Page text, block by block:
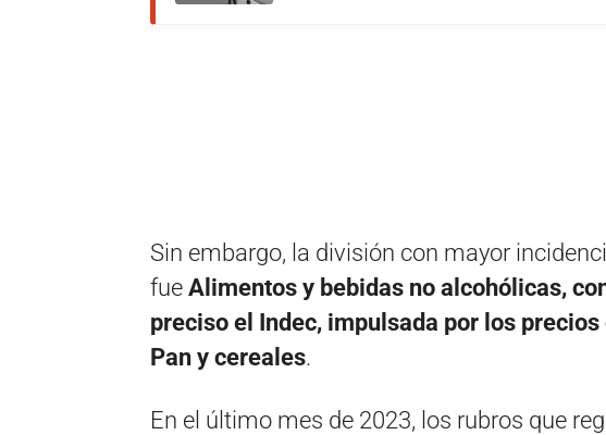
Sin embargo, la división con mayor
fue Alimentos y bebidas no alcohólicas,
preciso el Indec, impulsada por los
Pan y cereales.
En el último mes de 2023, los rubros que